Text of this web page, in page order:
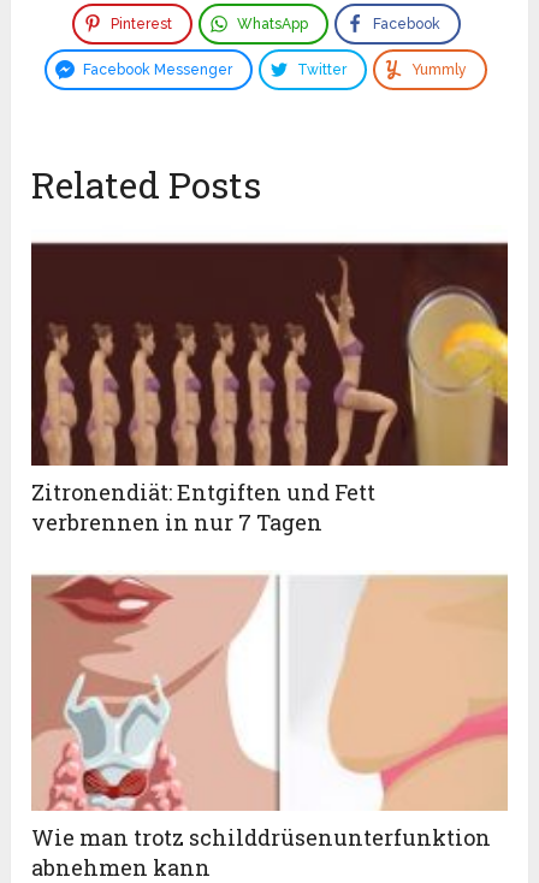
Pinterest WhatsApp Facebook
Facebook Messenger Twitter Yummly
Related Posts
Zitronendiät: Entgiften und Fett
verbrennen in nur 7 Tagen
Wie man trotz schilddrüsenunterfunktion
abnehmen kann